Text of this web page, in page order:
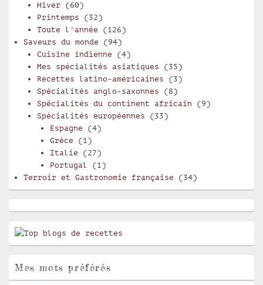
Hiver(60)
Printemps (32)
Toute l'année (126)
Saveurs du monde (94)
Cuisine indienne (4)
Mes spécialités asiatiques (35)
Recettes latino-américaines (3)
Spécialités anglo-saxonnes (8)
Spécialités du continent africain (9)
Spécialités européennes (33)
Espagne (4)
Grèce (1)
Italie (27)
Portugal
(1)
Terroir et Gastronomie française (34)
Mes mots préférés